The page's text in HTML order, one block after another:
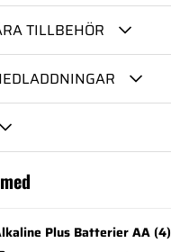
TILLBEHÖR
Plus Batterier AA (4)